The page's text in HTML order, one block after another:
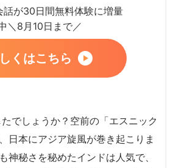
話が30日間無料体験に増量
＼8月10日まで／
くはこちら
でしょうか？空前の「エスニック
日本にアジア旋風が巻き起こりま
神秘さを秘めたインドは人気で、